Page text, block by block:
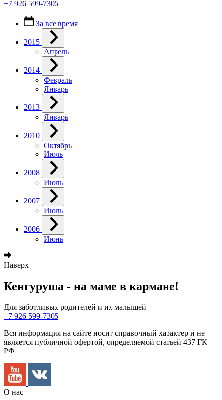
+7 926 599-7305
За все время
2015
Апрель
2014
Февраль
Январь
2013
Январь
2010
Октябрь
Июль
2008
Июль
2007
Июль
2006
Июнь
Наверх
Кенгуруша - на маме в кармане!
Для заботливых родителей и их малышей
+7 926 599-7305
Вся информация на сайте носит справочный характер и не
является публичной офертой, определяемой статьей 437 ГК
РФ
О нас